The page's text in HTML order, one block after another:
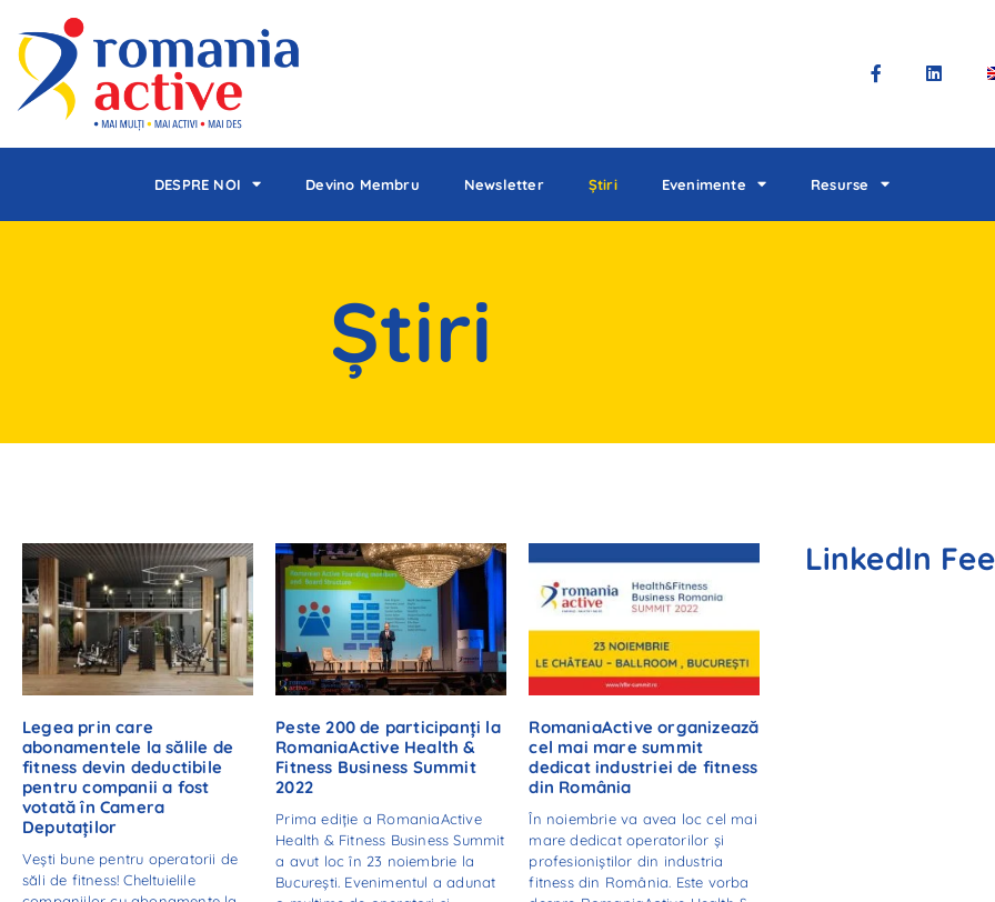
DESPRE NOI Devino Membru Newsletter Știri Evenimente Resurse
Știri
Legea prin care
abonamentele la sălile de
fitness devin deductibile
pentru companii a fost
votată în Camera
Deputaților
Vești bune pentru operatorii de
săli de fitness! Cheltuielile
Peste 200 de participanți la
RomaniaActive Health &
Fitness Business Summit
2022
Prima ediție a RomaniaActive
Health & Fitness Business Summit
a avut loc în 23 noiembrie la
București. Evenimentul a adunat
RomaniaActive organizează
cel mai mare summit
dedicat industriei de fitness
din România
În noiembrie va avea loc cel mai
mare dedicat operatorilor și
profesioniștilor din industria
fitness din România. Este vorba
LinkedIn